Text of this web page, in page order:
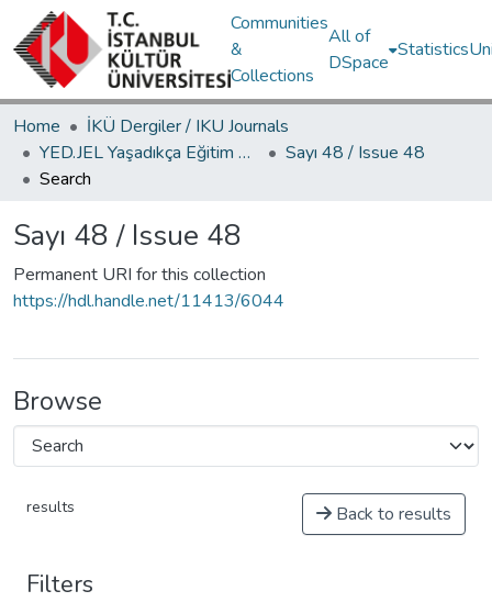
Communities
&
Collections
All of
DSpace
Statistics
Home
İKÜ Dergiler / IKU Journals
YED.JEL Yaşadıkça Eğitim Dergisi / Journal of Education For Life
Sayı 48 / Issue 48
Search
Sayı 48 / Issue 48
Permanent URI for this collection
https://hdl.handle.net/11413/6044
Browse
results Back to results
Filters